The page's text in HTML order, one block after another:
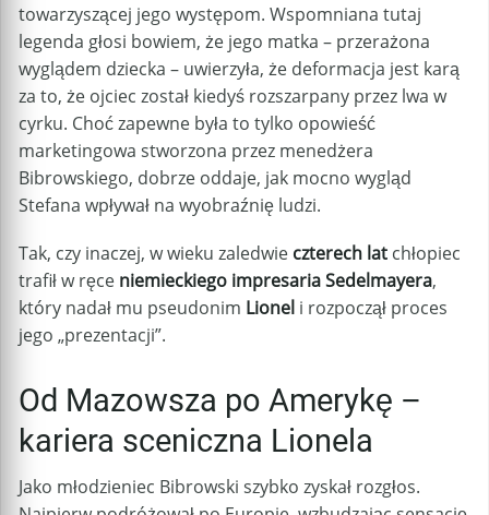
towarzyszącej jego występom. Wspomniana tutaj
legenda głosi bowiem, że jego matka – przerażona
wyglądem dziecka – uwierzyła, że deformacja jest karą
za to, że ojciec został kiedyś rozszarpany przez lwa w
cyrku. Choć zapewne była to tylko opowieść
marketingowa stworzona przez menedżera
Bibrowskiego, dobrze oddaje, jak mocno wygląd
Stefana wpływał na wyobraźnię ludzi.
Tak, czy inaczej, w wieku zaledwie czterech lat chłopiec
trafił w ręce niemieckiego impresaria Sedelmayera,
który nadał mu pseudonim Lionel i rozpoczął proces
jego „prezentacji”.
Od Mazowsza po Amerykę –
kariera sceniczna Lionela
Jako młodzieniec Bibrowski szybko zyskał rozgłos.